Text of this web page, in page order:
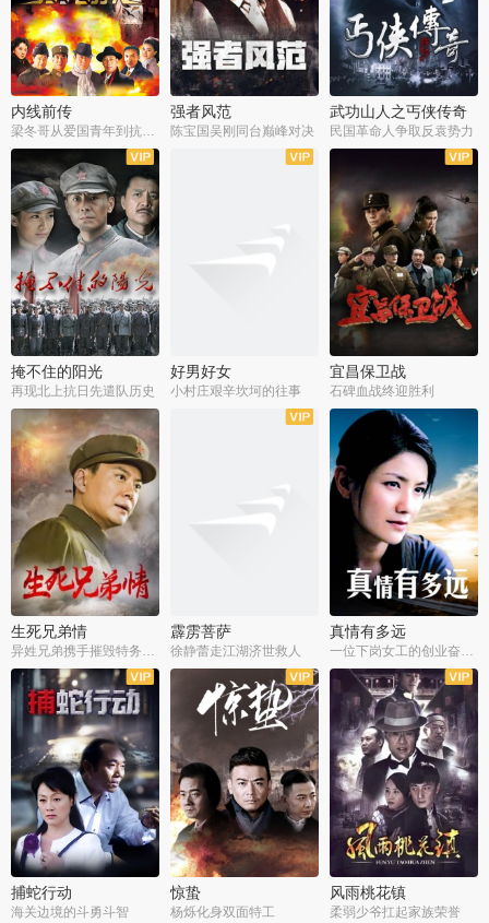
内线前传 强者风范
陈宝国吴刚同台巅峰对决
武功山人之丐侠传奇
民国革命人争取反袁势力
全38集
掩不住的阳光
再现北上抗日先遣队历史
好男好女
小村庄艰辛坎坷的往事
全35集
宜昌保卫战
石碑血战终迎胜利
全37集
生死兄弟情
异姓兄弟携手摧毁特务阴谋
霹雳菩萨
徐静蕾走江湖济世救人
全25集
真情有多远
一位下岗女工的创业奋斗史
全22集
捕蛇行动
海关边境的斗勇斗智
全39集
惊蛰
杨烁化身双面特工
全36集
风雨桃花镇
柔弱少爷扛起家族荣誉